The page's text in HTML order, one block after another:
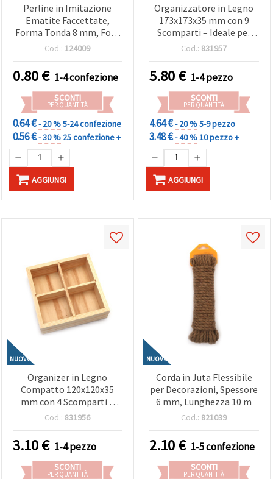
Perline in Imitazione
Ematite Faccettate,
Forma Tonda 8 mm, Foro
2 mm, Arcobaleno
Cod.: 124009
0.80€ 1-4 confezione
SCONTI
PER QUANTITÀ
0.64 €- 20 %5-24 confezione
0.56 €- 30 % 25 confezione +
AGGIUNGI
Organizzatore in Legno
173x173x35 mm con 9
Scomparti – Ideale per
Contenere Materiali
Cucito e Accessori da
Hobby, per Scrivania e
Laboratorio
Cod.: 831957
5.80€ 1-4 pezzo
SCONTI
PER QUANTITÀ
4.64 €- 20 %5-9 pezzo
3.48 €- 40 %10 pezzo +
AGGIUNGI
NUOVO
Organizer in Legno
Compatto 120x120x35
mm con 4 Scomparti –
Ideale per Contenere,
Accessori per Hobby
Creativi e Scrapbooking
Cod.: 831956
3.10€ 1-4 pezzo
SCONTI
PER QUANTITÀ
NUOVO
Corda in Juta Flessibile
per Decorazioni, Spessore
6 mm, Lunghezza 10 m
Cod.: 821039
2.10€ 1-5 confezione
SCONTI
PER QUANTITÀ